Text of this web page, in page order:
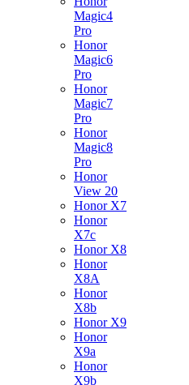
Magic4
Pro
Honor
Magic6
Pro
Honor
Magic7
Pro
Honor
Magic8
Pro
Honor
View 20
Honor X7
Honor
X7c
Honor X8
Honor
X8A
Honor
X8b
Honor X9
Honor
X9a
Honor
X9b